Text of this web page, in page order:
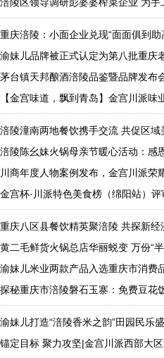
重庆涪陵：小面企业兑现“面面俱到助
渝妹儿品牌被正式认定为第八批重庆
茅台镇天邦酿酒涪陵品鉴暨品牌发布
【金宫味道，飘到青岛】金宫川派
涪陵潼南两地餐饮携手交流 共促区域
涪陵陈幺妹火锅母亲节暖心活动：感
川商年度人物案例发布，金宫川派荣
金宫杯·川派特色美食榜（绵阳站）
重庆八区县餐饮精英聚涪陵 共探新经
黄二毛鲜货火锅总店华丽蜕变 万份“
渝妹儿米业两款产品入选重庆市消费
探秘重庆市涪陵磐石玉寨：免费豆花
渝妹儿打造“涪陵香米之韵”田园民乐
锚定目标 聚力攻坚|金宫川派西部大